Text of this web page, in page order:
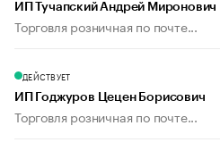
ИП Тучапский Андрей Миронович
Торговля розничная по почте...
ДЕЙСТВУЕТ
ИП Годжуров Цецен Борисович
Торговля розничная по почте...